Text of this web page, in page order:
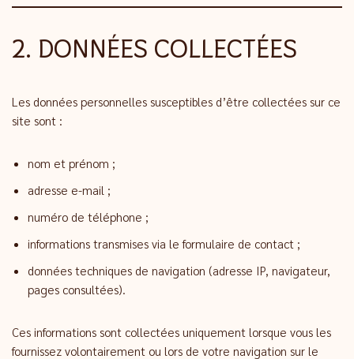
2. DONNÉES COLLECTÉES
Les données personnelles susceptibles d’être collectées sur ce
site sont :
nom et prénom ;
adresse e-mail ;
numéro de téléphone ;
informations transmises via le formulaire de contact ;
données techniques de navigation (adresse IP, navigateur,
pages consultées).
Ces informations sont collectées uniquement lorsque vous les
fournissez volontairement ou lors de votre navigation sur le